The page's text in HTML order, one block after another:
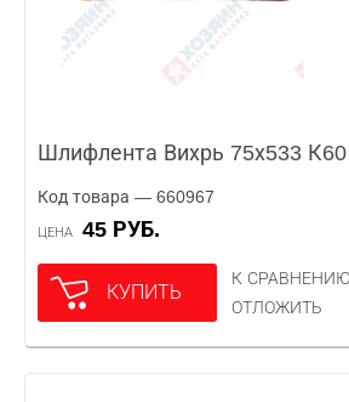
Шлифлента Вихрь 75х533
Код товара — 660967
ЦЕНА 45 РУБ.
КУПИТЬ
К СРАВНЕНИЮ
ОТЛОЖИТЬ